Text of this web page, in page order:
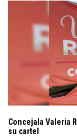
Concejala Valeria
su cartel